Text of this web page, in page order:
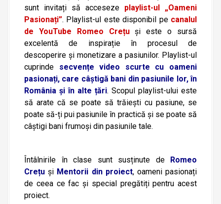
sunt invitați să acceseze playlist-ul „Oameni
Pasionați”. Playlist-ul este disponibil pe canalul
de YouTube Romeo Crețuși este o sursă
excelentă de inspirație în procesul de
descoperire și monetizare a pasiunilor. Playlist-ul
cuprinde secvențe video scurte
cu oameni
pasionați, care câștigă bani din pasiunile lor, în
România și în alte țări. Scopul playlist-ului este
să arate că se poate să trăiești cu pasiune, se
poate să-ți pui pasiunile în practică și se poate să
câștigi bani frumoși din pasiunile tale.
Întâlnirile în clase sunt susținute de
Romeo
Crețu și Mentorii din proiect, oameni pasionați
de ceea ce fac și special pregătiți pentru acest
proiect.